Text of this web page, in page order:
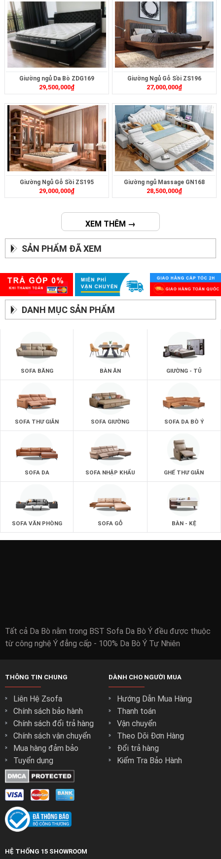
Giường ngủ Da Bò ZDG169
29,500,000₫
Giường Ngủ Gỗ Sồi ZS196
27,000,000₫
Giường Ngủ Gỗ Sồi ZS195
29,000,000₫
Giường ngủ Massage GN168
28,500,000₫
XEM THÊM →
SẢN PHẨM ĐÃ XEM
DANH MỤC SẢN PHẨM
SOFA BĂNG BÀN ĂN GIƯỜNG - TỦ
SOFA THƯ GIÃN SOFA GIƯỜNG SOFA DA BÒ Ý
SOFA DA SOFA NHẬP KHẨU GHẾ THƯ GIÃN
SOFA VĂN PHÒNG SOFA GỖ BÀN - KỆ
Tất cả Da Bò nằm trong BST Sofa Da Bò Ý đều được thuộc
từ công nghệ Ý đẳng cấp - 100% Da Bò Ý Tự Nhiên
THÔNG TIN CHUNG
Liên Hệ Zsofa
Chính sách bảo hành
Chính sách đổi trả hàng
Chính sách vận chuyển
Mua hàng đảm bảo
Tuyển dụng
DÀNH CHO NGƯỜI MUA
Hướng Dẫn Mua Hàng